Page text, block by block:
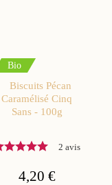
Bio
Biscuits Pécan
Caramélisé Cinq
Sans - 100g
2 avis
4,20 €